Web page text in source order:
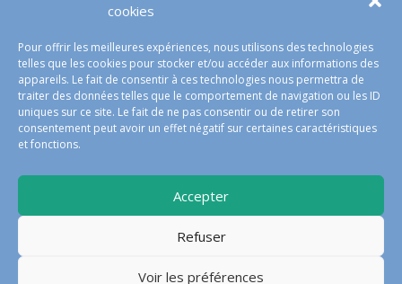
cookies
Pour offrir les meilleures expériences, nous utilisons des technologies
telles que les cookies pour stocker et/ou accéder aux informations des
appareils. Le fait de consentir à ces technologies nous permettra de
traiter des données telles que le comportement de navigation ou les ID
uniques sur ce site. Le fait de ne pas consentir ou de retirer son
consentement peut avoir un effet négatif sur certaines caractéristiques
et fonctions.
Accepter
Refuser
Voir les préférences
INFOS LÉGALES
Mentions légales
conditions générales de vente
Politique des cookies – EU
Nous contacter
© jp3d services 2023 – tous droits réservés |